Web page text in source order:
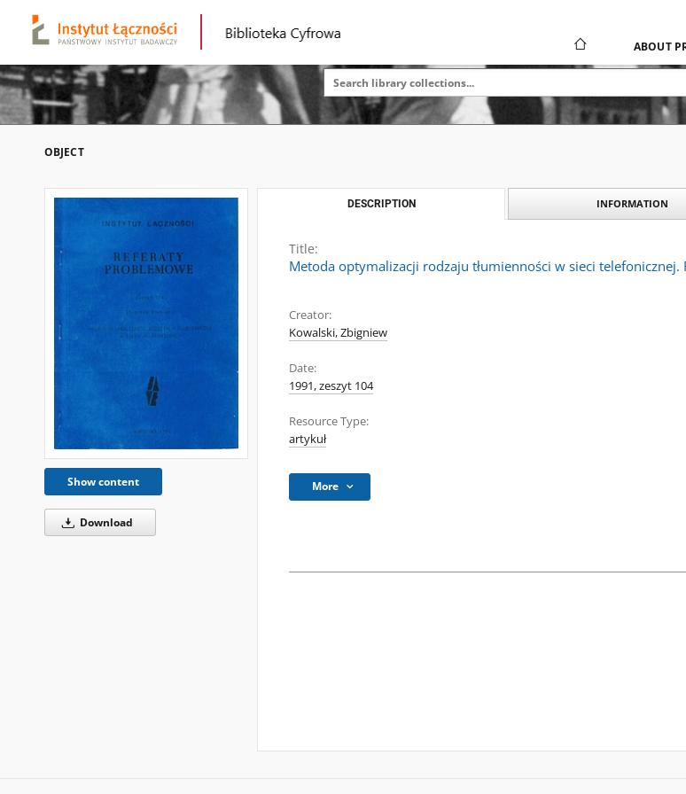
ABOUT
OBJECT
Show content
Download
DESCRIPTION INFORMATION
Title:
Metoda optymalizacji rodzaju tłumienności w sieci
Creator:
Kowalski, Zbigniew
Date:
1991, zeszyt 104
Resource Type:
artykuł
More